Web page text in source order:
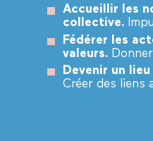
Accueillir les
collective.
Fédérer les
valeurs.
Devenir un
Créer des liens